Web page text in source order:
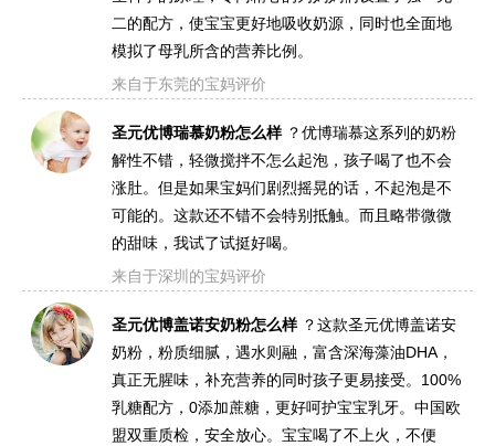
二的配方，使宝宝更好地吸收奶源，同时也全面地
模拟了母乳所含的营养比例。
来自于东莞的宝妈评价
圣元优博瑞慕奶粉怎么样 ？优博瑞慕这系列的奶粉
解性不错，轻微搅拌不怎么起泡，孩子喝了也不会
涨肚。但是如果宝妈们剧烈摇晃的话，不起泡是不
可能的。这款还不错不会特别抵触。而且略带微微
的甜味，我试了试挺好喝。
来自于深圳的宝妈评价
圣元优博盖诺安奶粉怎么样 ？这款圣元优博盖诺安
奶粉，粉质细腻，遇水则融，富含深海藻油DHA，
真正无腥味，补充营养的同时孩子更易接受。100%
乳糖配方，0添加蔗糖，更好呵护宝宝乳牙。中国欧
盟双重质检，安全放心。宝宝喝了不上火，不便